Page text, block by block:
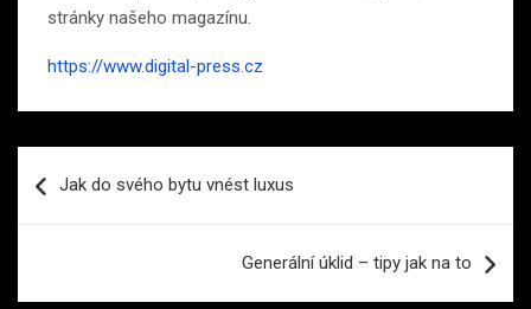
stránky našeho magazínu.
https://www.digital-press.cz
proJak do svého bytu vnést luxus
Generální úklid – tipy jak na to